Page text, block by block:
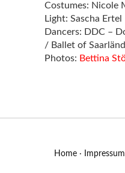
Costumes: Nicole
Light: Sascha Ertel
Dancers: DDC –
/ Ballet of
Photos: Bettina
Home · Impressum